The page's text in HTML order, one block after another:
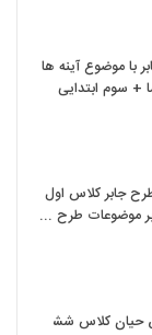
با موضوع آینه ها
+ سوم ابتدایی
جابر کلاس اول
موضوعات طرح
کلاس پنجم
حیان کلاس ششم